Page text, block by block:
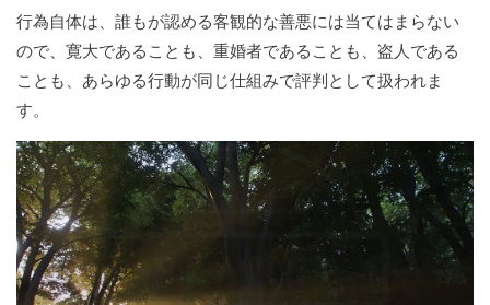
行為自体は、誰もが認める客観的な善悪には当てはまらない
ので、寛大であることも、重婚者であることも、盗人である
ことも、あらゆる行動が同じ仕組みで評判として扱われま
す。